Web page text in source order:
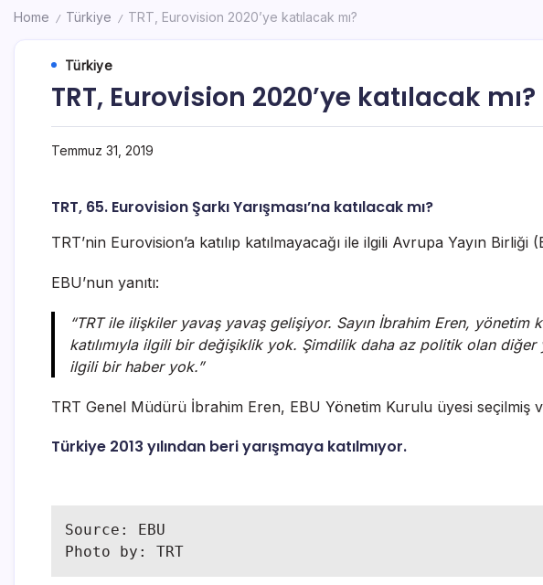
Home / Türkiye / TRT, Eurovision 2020’ye katılacak mı?
Türkiye
TRT, Eurovision 2020’ye katılacak mı?
Temmuz 31, 2019
TRT, 65. Eurovision Şarkı Yarışması’na katılacak mı?
TRT’nin Eurovision’a katılıp katılmayacağı ile ilgili Avrupa Yayın
EBU’nun yanıtı:
“TRT ile ilişkiler yavaş yavaş gelişiyor. Sayın İbrahim Eren, yönetim
katılımıyla ilgili bir değişiklik yok. Şimdilik daha az politik olan
ilgili bir haber yok.”
TRT Genel Müdürü İbrahim Eren, EBU Yönetim Kurulu üyesi seçilmiş
Türkiye 2013 yılından beri yarışmaya katılmıyor.
Source: EBU
Photo by: TRT